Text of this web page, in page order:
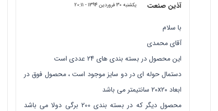
آذین صنعت یکشنبه 30 فروردین 1394 - 20:11
با سلام
آقای محمدی
این محصول در بسته بندی های 24 عددی است
دستمال حوله ای در دو سایز موجود است ، محصول فوق در
ابعاد 20x20 سانتیمتر می باشد
محصول دیگر که در بسته بندی 200 برگی دولا می باشد